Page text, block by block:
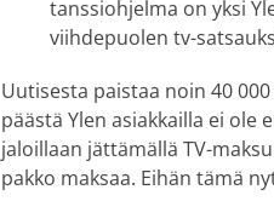
tanssiohjelma on yksi
viihdepuolen tv-
Uutisesta paistaa noin 40
päästä Ylen asiakkailla ei ole
jaloillaan jättämällä TV-
pakko maksaa. Eihän tämä